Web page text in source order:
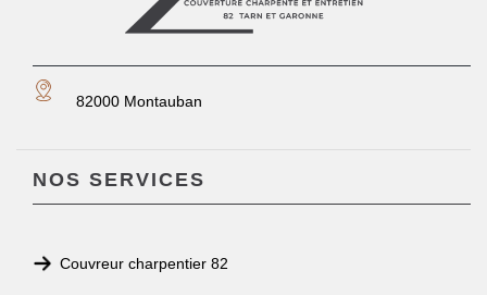
82000 Montauban
NOS SERVICES
Couvreur charpentier 82